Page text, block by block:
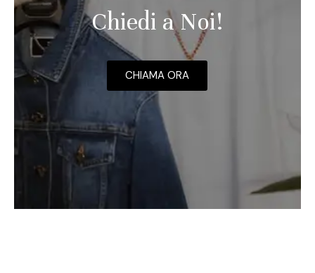
Chiedi a Noi!
CHIAMA ORA